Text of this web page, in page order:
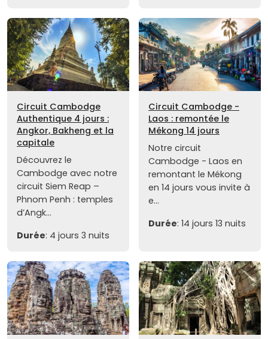
Circuit Cambodge
Authentique 4 jours :
Angkor, Bakheng et la
capitale
Découvrez le
Cambodge avec notre
circuit Siem Reap –
Phnom Penh : temples
d’Angk...
Durée: 4 jours 3 nuits
Circuit Cambodge -
Laos : remontée le
Mékong 14 jours
Notre circuit
Cambodge - Laos en
remontant le Mékong
en 14 jours vous invite à
e...
Durée: 14 jours 13 nuits